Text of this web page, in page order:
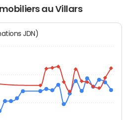
au Villars
JDN)